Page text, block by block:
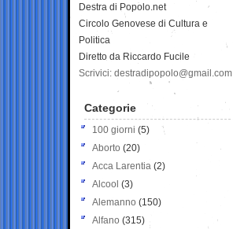
Destra di Popolo.net
Circolo Genovese di Cultura e
Politica
Diretto da Riccardo Fucile
Scrivici: destradipopolo@gmail.com
Categorie
100 giorni (5)
Aborto (20)
Acca Larentia (2)
Alcool (3)
Alemanno (150)
Alfano (315)